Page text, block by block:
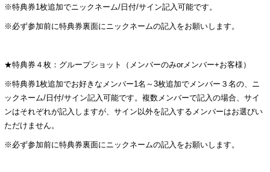
※特典券1枚追加でニックネーム/日付/サイン記入可能です。
※必ず参加前に特典券裏面にニックネームの記入をお願いします。
★特典券４枚：グループショット（メンバーのみorメンバー+お客様）
※特典券1枚追加でお好きなメンバー1名～3枚追加でメンバー３名の、ニ
ックネーム/日付/サイン記入可能です。複数メンバーで記入の場合、サイ
ンはそれぞれが記入しますが、サイン以外を記入するメンバーはお選びい
ただけません。
※必ず参加前に特典券裏面にニックネームの記入をお願いします。